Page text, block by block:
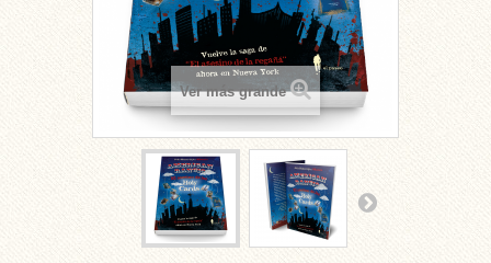
Ver más grande